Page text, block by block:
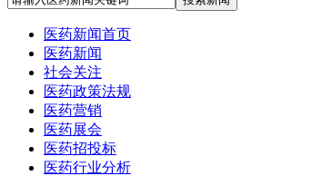
医药新闻首页
医药新闻
社会关注
医药政策法规
医药营销
医药展会
医药招投标
医药行业分析